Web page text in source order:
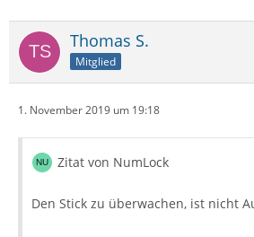
Thomas S.
Mitglied
1. November 2019 um 19:18
Zitat von NumLock
Den Stick zu überwachen, ist nicht